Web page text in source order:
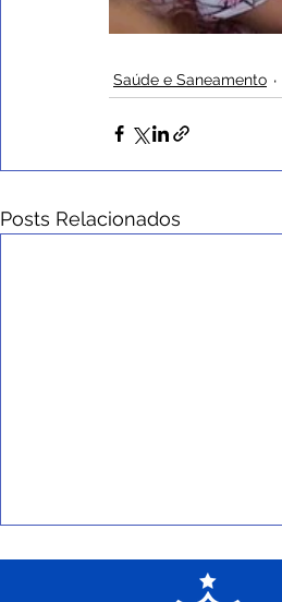
Saúde e Saneamento
Posts Relacionados